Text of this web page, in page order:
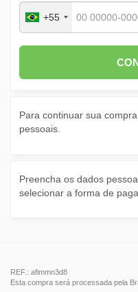
+55
Para continuar sua
pessoais.
Preencha os dados
selecionar a forma de
REF.: afimmn3d8
Esta compra será processada pela